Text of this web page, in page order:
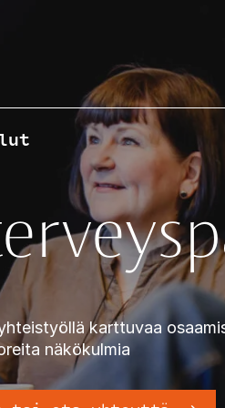
karttuvaa
näkökulmia